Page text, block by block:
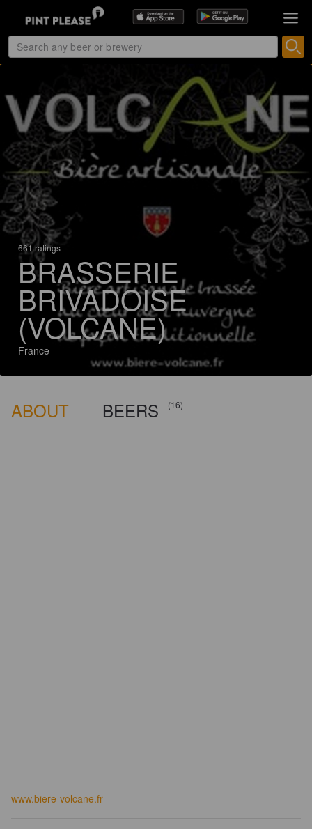
661 ratings
BRASSERIE
BRIVADOISE
(VOLCANE)
France
ABOUT BEERS (16)
www.biere-volcane.fr